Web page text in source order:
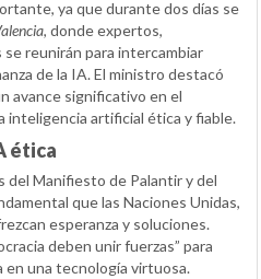
ya que durante dos días se
, donde expertos,
reunirán para intercambiar
de la IA. El ministro destacó
avance significativo en el
inteligencia artificial ética y fiable.
ética
del Manifiesto de Palantir y del
que las Naciones Unidas,
esperanza y soluciones.
deben unir fuerzas” para
en una tecnología virtuosa.